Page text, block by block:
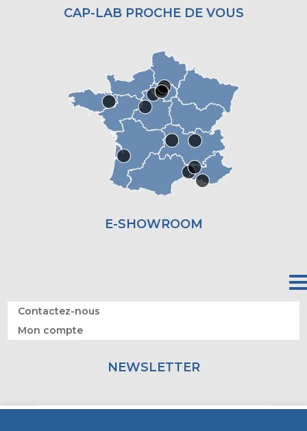
CAP-LAB PROCHE DE VOUS
E-SHOWROOM
Contactez-nous
Mon compte
NEWSLETTER